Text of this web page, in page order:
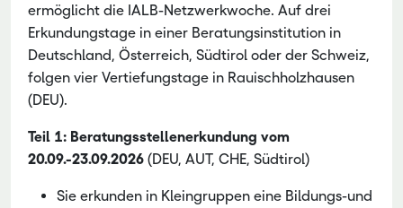
ermöglicht die IALB-Netzwerkwoche. Auf drei
Erkundungstage in einer Beratungsinstitution in
Deutschland, Österreich, Südtirol oder der Schweiz,
folgen vier Vertiefungstage in Rauischholzhausen
(DEU).
Teil 1: Beratungsstellenerkundung vom
20.09.-23.09.2026(DEU, AUT, CHE, Südtirol)
Sie erkunden in Kleingruppen eine Bildungs-und